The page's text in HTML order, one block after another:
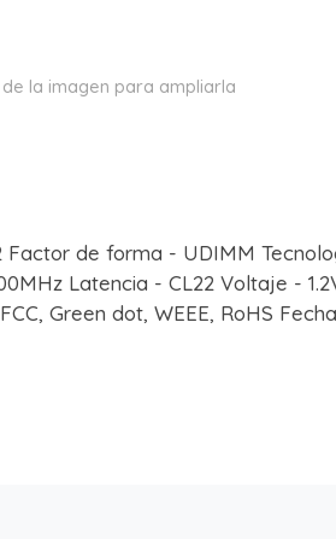
la imagen para ampliarla
Factor de forma - UDIMM
Latencia - CL22 Voltaje -
Green dot, WEEE, RoHS